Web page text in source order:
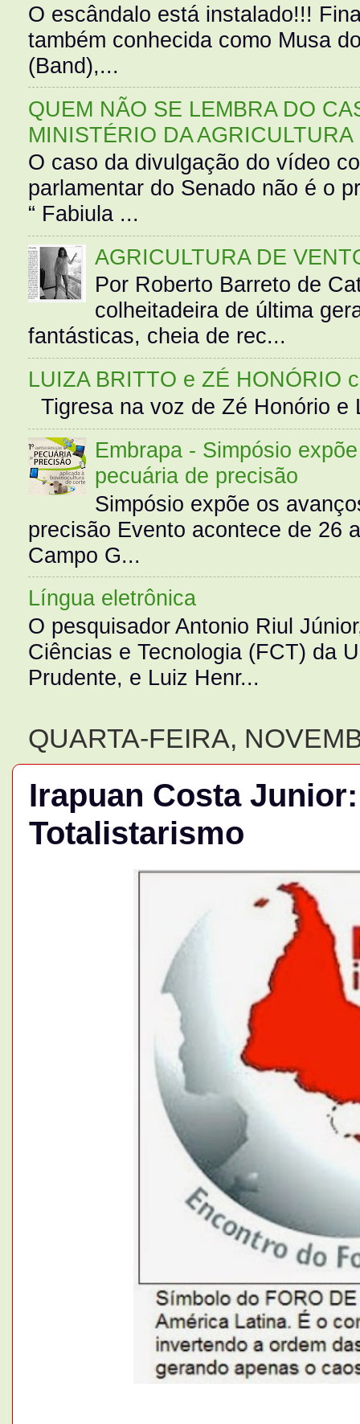
O escândalo está instalado!!!
também conhecida como Musa
(Band),...
QUEM NÃO SE LEMBRA DO
MINISTÉRIO DA AGRICULTURA
O caso da divulgação do vídeo
parlamentar do Senado não é o
“ Fabiula ...
AGRICULTURA DE
Por Roberto Barreto de
colheitadeira de última
fantásticas, cheia de rec...
LUIZA BRITTO e ZÉ HONÓRIO
Tigresa na voz de Zé Honório
Embrapa - Simpósio
pecuária de precisão
Simpósio expõe os
precisão Evento acontece de 26
Campo G...
Língua eletrônica
O pesquisador Antonio Riul
Ciências e Tecnologia (FCT) da
Prudente, e Luiz Henr...
QUARTA-FEIRA,
Irapuan Costa
Totalistarismo